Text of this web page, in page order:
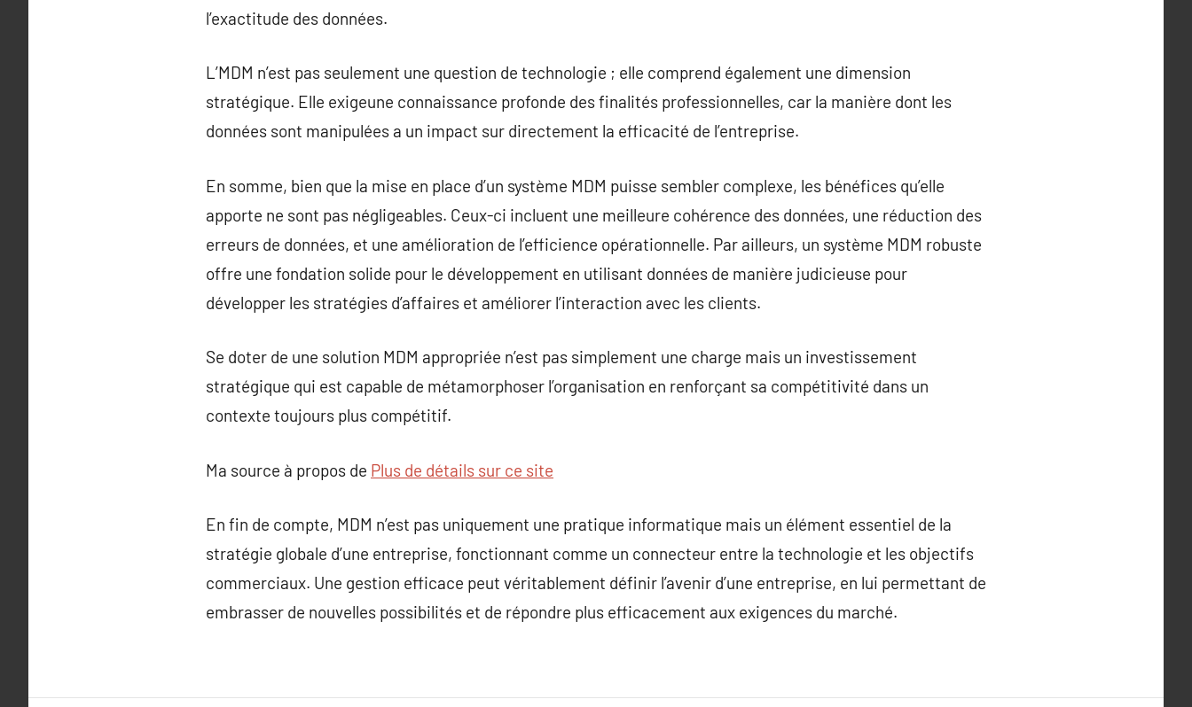
l’exactitude des données.
L’MDM n’est pas seulement une question de technologie ; elle comprend également une dimension
stratégique. Elle exigeune connaissance profonde des finalités professionnelles, car la manière dont les
données sont manipulées a un impact sur directement la efficacité de l’entreprise.
En somme, bien que la mise en place d’un système MDM puisse sembler complexe, les bénéfices qu’elle
apporte ne sont pas négligeables. Ceux-ci incluent une meilleure cohérence des données, une réduction des
erreurs de données, et une amélioration de l’efficience opérationnelle. Par ailleurs, un système MDM robuste
offre une fondation solide pour le développement en utilisant données de manière judicieuse pour
développer les stratégies d’affaires et améliorer l’interaction avec les clients.
Se doter de une solution MDM appropriée n’est pas simplement une charge mais un investissement
stratégique qui est capable de métamorphoser l’organisation en renforçant sa compétitivité dans un
contexte toujours plus compétitif.
Ma source à propos de Plus de détails sur ce site
En fin de compte, MDM n’est pas uniquement une pratique informatique mais un élément essentiel de la
stratégie globale d’une entreprise, fonctionnant comme un connecteur entre la technologie et les objectifs
commerciaux. Une gestion efficace peut véritablement définir l’avenir d’une entreprise, en lui permettant de
embrasser de nouvelles possibilités et de répondre plus efficacement aux exigences du marché.